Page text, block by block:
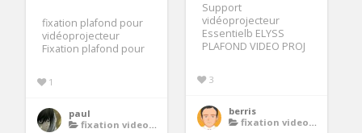
Support
vidéoprojecteur
Essentielb ELYSS
PLAFOND VIDEO PROJ
3
berris
fixation videoprojecteur
fixation plafond pour
vidéoprojecteur
Fixation plafond pour
1
paul
fixation videoprojecteur